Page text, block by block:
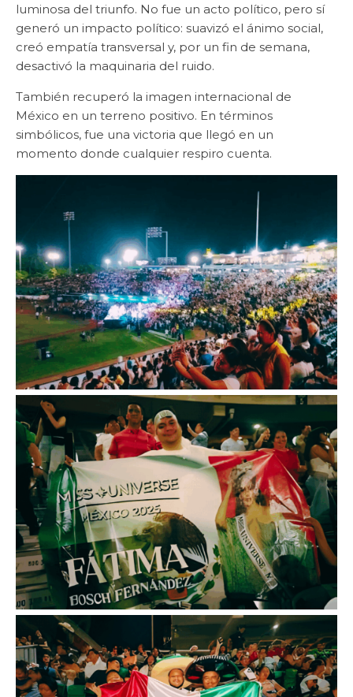
luminosa del triunfo. No fue un acto político, pero sí
generó un impacto político: suavizó el ánimo social,
creó empatía transversal y, por un fin de semana,
desactivó la maquinaria del ruido.
También recuperó la imagen internacional de
México en un terreno positivo. En términos
simbólicos, fue una victoria que llegó en un
momento donde cualquier respiro cuenta.